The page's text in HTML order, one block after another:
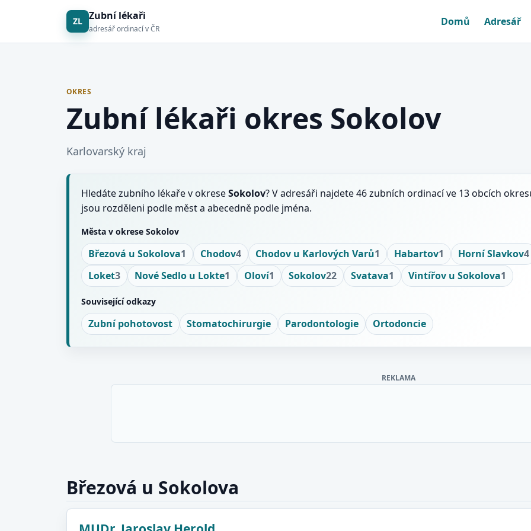
ZL Zubní lékaři
adresář ordinací v ČR
Domů Adresář
OKRES
Zubní lékaři okres Sokolov
Karlovarský kraj
Hledáte zubního lékaře v okreseSokolov? V adresáři najdete 46 zubních ordinací ve 13 obcích
jsou rozděleni podle měst a abecedně podle jména.
Města v okrese Sokolov
Březová u Sokolova1 Chodov4 Chodov u Karlových Varů1 Habartov1 Horní Slavkov4
Loket3 Nové Sedlo u Lokte1 Oloví1 Sokolov22 Svatava1 Vintířov u Sokolova1
Související odkazy
Zubní pohotovost Stomatochirurgie Parodontologie Ortodoncie
REKLAMA
Březová u Sokolova